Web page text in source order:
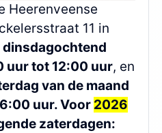
Heerenveense
11 in
dinsdagochtend
uur tot 12:00 uur, en
van de maand
uur. Voor 2026
zaterdagen: